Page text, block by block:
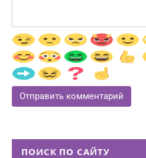
ПОИСК ПО САЙТУ